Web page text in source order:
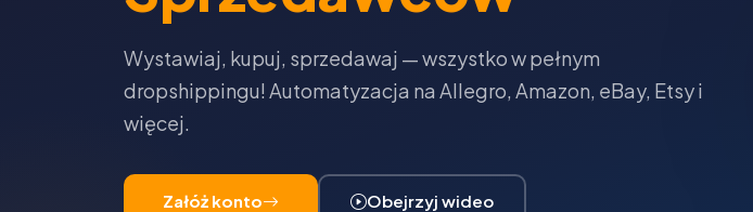
Wystawiaj, kupuj, sprzedawaj — wszystko w pełnym
dropshippingu! Automatyzacja na Allegro, Amazon, eBay, Etsy i
więcej.
Załóż konto Obejrzyj wideo